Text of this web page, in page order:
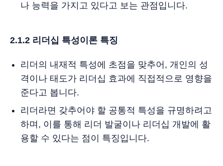
나 능력을 가지고 있다고 보는 관점입니다.
2.1.2 리더십 특성이론 특징
리더의 내재적 특성에 초점을 맞추어, 개인의 성
격이나 태도가 리더십 효과에 직접적으로 영향을
준다고 봅니다.
리더라면 갖추어야 할 공통적 특성을 규명하려고
하며, 이를 통해 리더 발굴이나 리더십 개발에 활
용할 수 있다는 점이 특징입니다.